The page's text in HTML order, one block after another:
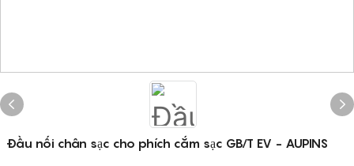
Đầu nối chân sạc cho phích cắm sạc GB/T EV - AUPINS